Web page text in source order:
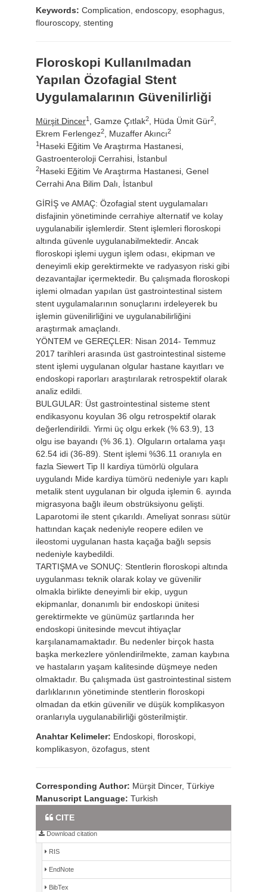
Keywords: Complication, endoscopy, esophagus,
flouroscopy, stenting
Floroskopi Kullanılmadan
Yapılan Özofagial Stent
Uygulamalarının Güvenilirliği
Mürşit Dincer1 , Gamze Çıtlak2 , Hüda Ümit Gür2
Ekrem Ferlengez2 , Muzaffer Akıncı2
1 Haseki Eğitim Ve Araştırma Hastanesi,
Gastroenteroloji Cerrahisi, İstanbul
2Haseki Eğitim Ve Araştırma Hastanesi, Genel
Cerrahi Ana Bilim Dalı, İstanbul
GİRİŞ ve AMAÇ: Özofagial stent uygulamaları
disfajinin yönetiminde cerrahiye alternatif ve kolay
uygulanabilir işlemlerdir. Stent işlemleri floroskopi
altında güvenle uygulanabilmektedir. Ancak
floroskopi işlemi uygun işlem odası, ekipman ve
deneyimli ekip gerektirmekte ve radyasyon riski gibi
dezavantajlar içermektedir. Bu çalışmada floroskopi
işlemi olmadan yapılan üst gastrointestinal sistem
stent uygulamalarının sonuçlarını irdeleyerek bu
işlemin güvenilirliğini ve uygulanabilirliğini
araştırmak amaçlandı.
YÖNTEM ve GEREÇLER: Nisan 2014- Temmuz
2017 tarihleri arasında üst gastrointestinal sisteme
stent işlemi uygulanan olgular hastane kayıtları ve
endoskopi raporları araştırılarak retrospektif olarak
analiz edildi.
BULGULAR: Üst gastrointestinal sisteme stent
endikasyonu koyulan 36 olgu retrospektif olarak
değerlendirildi. Yirmi üç olgu erkek (% 63.9), 13
olgu ise bayandı (% 36.1). Olguların ortalama yaşı
62.54 idi (36-89). Stent işlemi %36.11 oranıyla en
fazla Siewert Tip II kardiya tümörlü olgulara
uygulandı Mide kardiya tümörü nedeniyle yarı kaplı
metalik stent uygulanan bir olguda işlemin 6. ayında
migrasyona bağlı ileum obstrüksiyonu gelişti.
Laparotomi ile stent çıkarıldı. Ameliyat sonrası sütür
hattından kaçak nedeniyle reopere edilen ve
ileostomi uygulanan hasta kaçağa bağlı sepsis
nedeniyle kaybedildi.
TARTIŞMA ve SONUÇ: Stentlerin floroskopi altında
uygulanması teknik olarak kolay ve güvenilir
olmakla birlikte deneyimli bir ekip, uygun
ekipmanlar, donanımlı bir endoskopi ünitesi
gerektirmekte ve günümüz şartlarında her
endoskopi ünitesinde mevcut ihtiyaçlar
karşılanamamaktadır. Bu nedenler birçok hasta
başka merkezlere yönlendirilmekte, zaman kaybına
ve hastaların yaşam kalitesinde düşmeye neden
olmaktadır. Bu çalışmada üst gastrointestinal sistem
darlıklarının yönetiminde stentlerin floroskopi
olmadan da etkin güvenilir ve düşük komplikasyon
oranlarıyla uygulanabilirliği gösterilmiştir.
Anahtar Kelimeler: Endoskopi, floroskopi,
komplikasyon, özofagus, stent
Corresponding Author: Mürşit Dincer, Türkiye
Manuscript Language: Turkish
CITE
Full Text PDF
Download citation
RIS
EndNote
BibTex